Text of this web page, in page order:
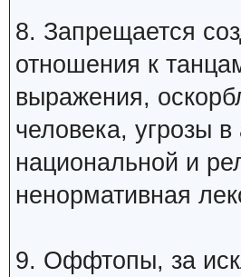
8. Запрещается
отношения к
выражения,
человека, угрозы
национальной и
ненормативная
9. Оффтопы, за